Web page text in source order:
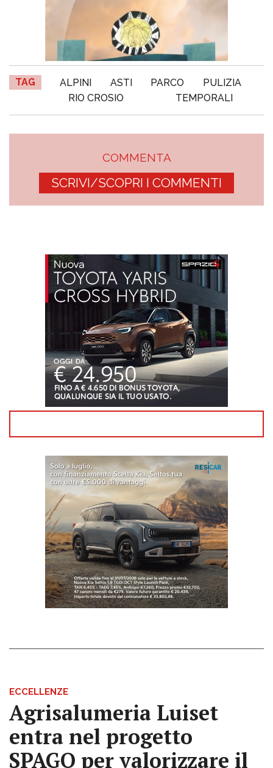
TAG ALPINI ASTI PARCO
PULIZIA
RIO CROSIO
TEMPORALI
COMMENTA
SCRIVI/SCOPRI I COMMENTI
ECCELLENZE
Agrisalumeria Luiset
entra nel progetto
SPAGO per valorizzare il